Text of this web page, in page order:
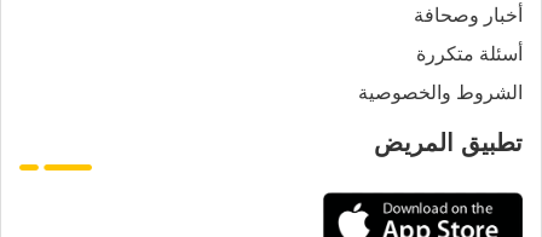
أخبار وصحافة
أسئلة متكررة
الشروط والخصوصية
تطبيق المريض